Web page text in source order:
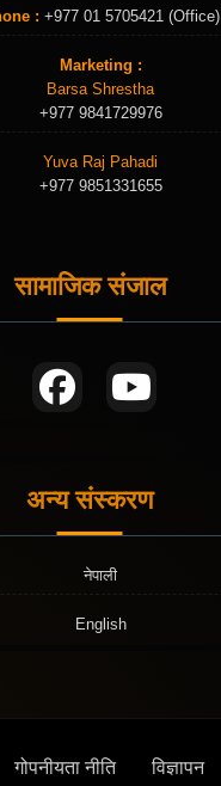
: +977 01 5705421 (Office)
Marketing :
Barsa Shrestha
+977 9841729976
Yuva Raj Pahadi
+977 9851331655
सामाजिक संजाल
अन्य संस्करण
नेपाली
English
गोपनीयता नीति विज्ञापन